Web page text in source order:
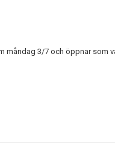
måndag 3/7 och öppnar som